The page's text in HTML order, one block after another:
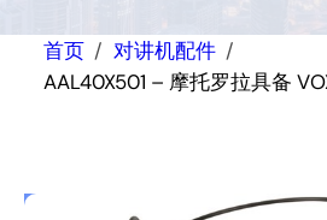
首页
对讲机配件
AAL40X501 – 摩托罗拉具备